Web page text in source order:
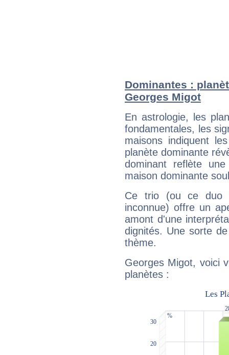
Dominantes :
Georges Migot
En astrologie, les
fondamentales, les
maisons indiquent
planète dominante
dominant reflète
maison dominante
Ce trio (ou ce duo
inconnue) offre un
amont d'une
dignités. Une sorte
thème.
Georges Migot, voici
planètes :